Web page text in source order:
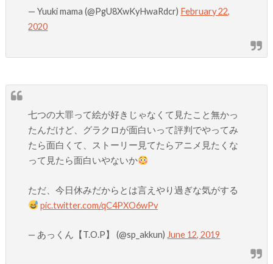
— Yuuki mama (@PgU8XwKyHwaRdcr) February 22,
2020
七つの大罪って絵が好きじゃなくて見たこと無かっ
たんだけど、グラクロが面白いって評判でやってみ
たら面白くて、ストーリー見てたらアニメ見たくな
って見たら面白いやないか
ただ、今日休みだからとは言えやり過ぎな気がする
pic.twitter.com/qC4PXO6wPv
— あっくん【T.O.P】 (@sp_akkun) June 12, 2019